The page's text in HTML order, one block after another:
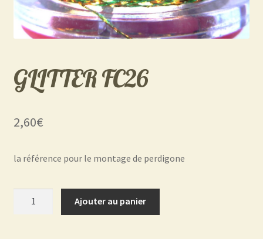
GLITTER FC26
2,60€
la référence pour le montage de perdigone
Ajouter au panier